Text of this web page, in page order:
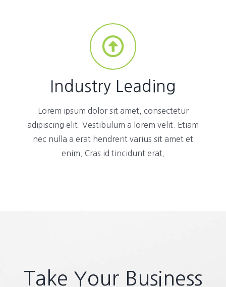
Industry Leading
Lorem ipsum dolor sit amet, consectetur
adipiscing elit. Vestibulum a lorem velit. Etiam
nec nulla a erat hendrerit varius sit amet et
enim. Cras id tincidunt erat.
Take Your Business